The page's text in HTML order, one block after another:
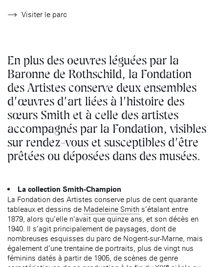
Visiter le parc
En plus des oeuvres léguées par la
Baronne de Rothschild, la Fondation
des Artistes conserve deux ensembles
d’œuvres d’art liées à l’histoire des
sœurs Smith et à celle des artistes
accompagnés par la Fondation, visibles
sur rendez-vous et susceptibles d’être
prêtées ou déposées dans des musées.
La collection Smith-Champion
La Fondation des Artistes conserve plus de cent quarante
tableaux et dessins de Madeleine Smith s’étalant entre
1879, alors qu’elle n’avait que quinze ans, et son décès en
1940. Il s’agit principalement de paysages, dont de
nombreuses esquisses du parc de Nogent-sur-Marne, mais
également d’une trentaine de portraits, plus de vingt nus
féminins datés à partir de 1905, de scènes de genre